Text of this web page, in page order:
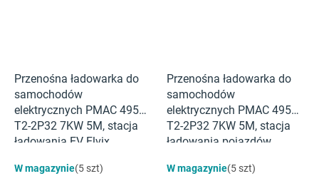
Przenośna ładowarka do
samochodów
elektrycznych PMAC 4951
T2-2P32 7KW 5M, stacja
ładowania EV Elvix
W magazynie(5 szt)
Przenośna ładowarka do
samochodów
elektrycznych PMAC 4952
T2-2P32 7KW 5M, stacja
ładowania pojazdów
W magazynie(5 szt)